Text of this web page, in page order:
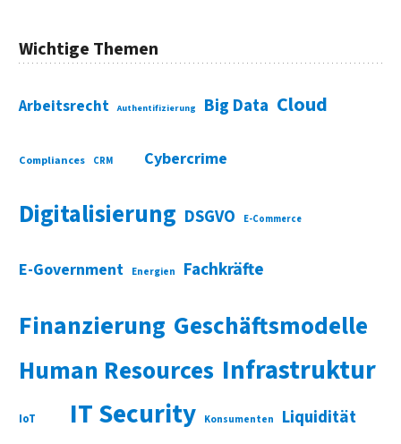
Wichtige Themen
Arbeitsrecht Authentifizierung Big Data Cloud
Compliances CRM Cybercrime
Digitalisierung DSGVO E-Commerce
E-Government Energien Fachkräfte
Finanzierung Geschäftsmodelle
Human Resources Infrastruktur
IoT IT Security Konsumenten Liquidität